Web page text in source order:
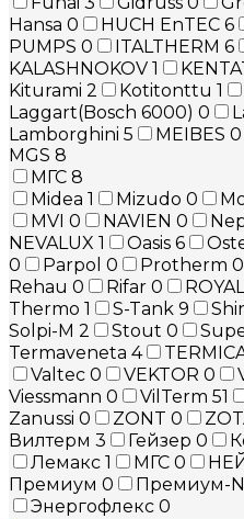
Hansa 0 HUCH EnTEC 6
PUMPS 0 ITALTHERM 6
KALASHNOKOV 1
Kiturami 2 Kotitonttu 1
Laggart(Bosch 6000) 0
Lamborghini 5 MEIBES 0
MGS 8
МГС 8
Midea 1 Mizudo 0
MVI 0 NAVIEN 0
NEVALUX 1 Oasis 6
0
Parpol 0 Protherm 0
Rehau 0 Rifar 0
Thermo 1 S-Tank 9
Solpi-M 2 Stout 0
Termaveneta 4
Valtec 0 VEKTOR 0
Viessmann 0 VilTerm 51
Zanussi 0 ZONT 0
Вилтерм 3 Гейзер 0
Лемакс 1 МГС 0
Премиум 0 Премиум-N
Энергофлекс 0